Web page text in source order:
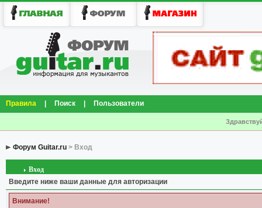
Правила Поиск Пользователи
Форум Guitar.ru > Вход
Вход
Введите ниже ваши данные для авторизации
Внимание!